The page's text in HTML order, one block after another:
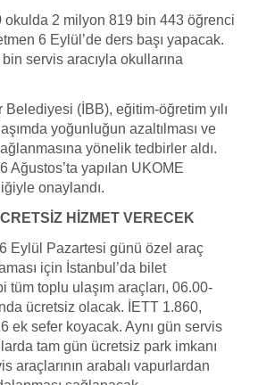
okulda 2 milyon 819 bin 443 öğrenci
6 Eylül’de ders başı yapacak.
servis aracıyla okullarına
(İBB), eğitim-öğretim yılı
yoğunluğun azaltılması ve
yönelik tedbirler aldı.
Ağustos’ta yapılan UKOME
onaylandı.
HİZMET VERECEK
6 Eylül Pazartesi günü özel araç
için İstanbul’da bilet
tüm toplu ulaşım araçları, 06.00-
ücretsiz olacak. İETT 1.860,
ek sefer koyacak. Aynı gün servis
tam gün ücretsiz park imkanı
araçlarının arabalı vapurlardan